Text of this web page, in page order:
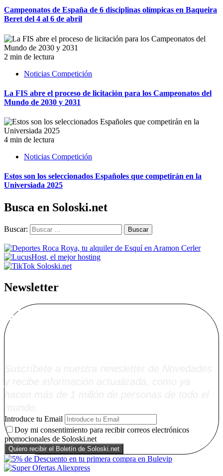
Campeonatos de España de 6 disciplinas olímpicas en Baqueira
Beret del 4 al 6 de abril
2 min de lectura
Noticias Competición
La FIS abre el proceso de licitación para los Campeonatos del
Mundo de 2030 y 2031
4 min de lectura
Noticias Competición
Estos son los seleccionados Españoles que competirán en la
Universiada 2025
Busca en Soloski.net
Buscar:
Newsletter
Alta Boletín
Introduce tu Email
Doy mi consentimiento para recibir correos electrónicos
promocionales de Soloski.net